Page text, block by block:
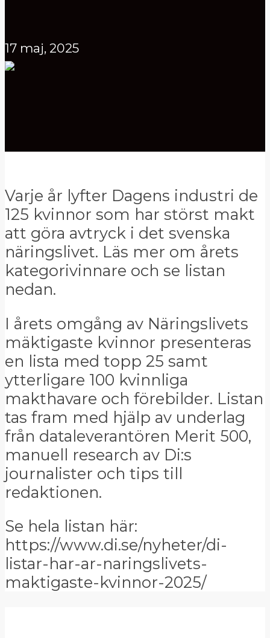
17 maj, 2025
Varje år lyfter Dagens industri de
125 kvinnor som har störst makt
att göra avtryck i det svenska
näringslivet. Läs mer om årets
kategorivinnare och se listan
nedan.
I årets omgång av Näringslivets
mäktigaste kvinnor presenteras
en lista med topp 25 samt
ytterligare 100 kvinnliga
makthavare och förebilder. Listan
tas fram med hjälp av underlag
från dataleverantören Merit 500,
manuell research av Di:s
journalister och tips till
redaktionen.
Se hela listan här:
https://www.di.se/nyheter/di-
listar-har-ar-naringslivets-
maktigaste-kvinnor-2025/